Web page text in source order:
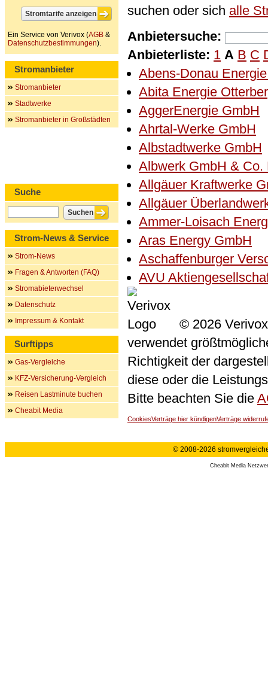
suchen oder sich alle
Anbietersuche:
Anbieterliste: 1 A B C
Abens-Donau
Abita Energie
AggerEnergie GmbH
Ahrtal-Werke GmbH
Albstadtwerke GmbH
Albwerk GmbH & Co.
Allgäuer Kraftwerke
Allgäuer
Ammer-Loisach
Aras Energy GmbH
Aschaffenburger
AVU
© 2026
verwendet
Richtigkeit der
diese oder die
Bitte beachten Sie die
CookiesVerträge hier kündigenVerträge
Ein Service von Verivox (AGB &
Datenschutzbestimmungen).
Stromanbieter
Stromanbieter
Stadtwerke
Stromanbieter in Großstädten
Suche
Strom-News & Service
Strom-News
Fragen & Antworten (FAQ)
Stromabieterwechsel
Datenschutz
Impressum & Kontakt
Surftipps
Gas-Vergleiche
KFZ-Versicherung-Vergleich
Reisen Lastminute buchen
Cheabit Media
© 2008-2026
Cheabit Media